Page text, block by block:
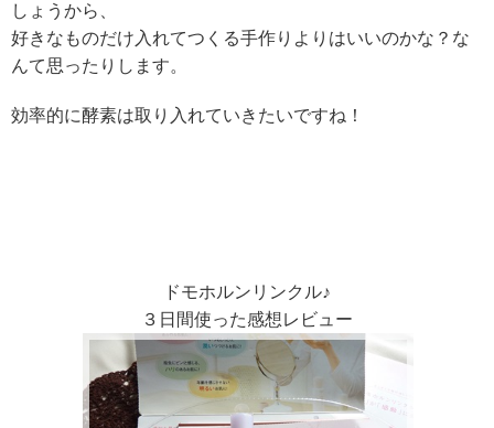
しょうから、
好きなものだけ入れてつくる手作りよりはいいのかな？な
んて思ったりします。
効率的に酵素は取り入れていきたいですね！
ドモホルンリンクル♪
３日間使った感想レビュー